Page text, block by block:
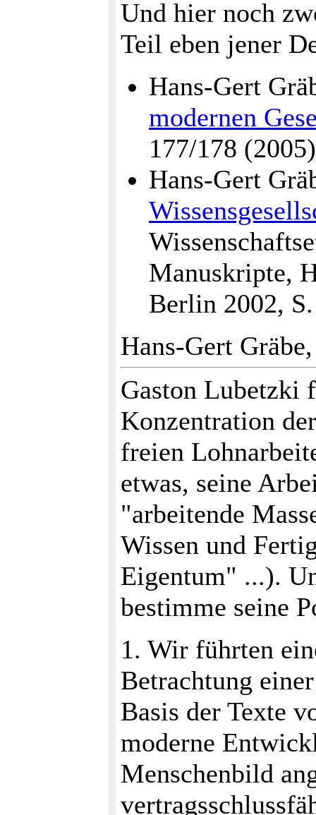
Und hier noch
Teil eben jener
Hans-Gert
modernen
177/178
Hans-Gert
Manuskripte,
Berlin 2002,
Hans-Gert
Gaston Lubetzki
Konzentration
freien
etwas, seine
"arbeitende
Wissen und
Eigentum" ...).
bestimme seine
1. Wir führten
Betrachtung
Basis der Texte
moderne
Menschenbild